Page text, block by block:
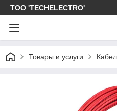
ТОО 'TECHELECTRO'
Товары и услуги